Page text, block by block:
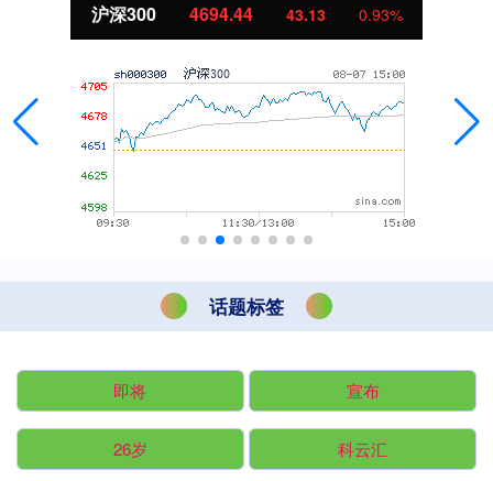
沪深300 4694.44 43.13 0.93%
话题标签
即将 宣布
26岁 科云汇